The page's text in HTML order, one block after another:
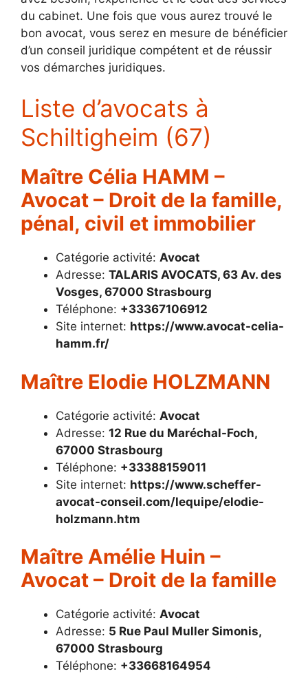
du cabinet. Une fois que vous aurez trouvé le
bon avocat, vous serez en mesure de bénéficier
d’un conseil juridique compétent et de réussir
vos démarches juridiques.
Liste d’avocats à
Schiltigheim (67)
Maître Célia HAMM –
Avocat – Droit de la famille,
pénal, civil et immobilier
Catégorie activité: Avocat
Adresse: TALARIS AVOCATS, 63 Av. des
Vosges, 67000 Strasbourg
Téléphone: +33367106912
Site internet: https://www.avocat-celia-
hamm.fr/
Maître Elodie HOLZMANN
Catégorie activité: Avocat
Adresse: 12 Rue du Maréchal-Foch,
67000 Strasbourg
Téléphone: +33388159011
Site internet: https://www.scheffer-
avocat-conseil.com/lequipe/elodie-
holzmann.htm
Maître Amélie Huin –
Avocat – Droit de la famille
Catégorie activité: Avocat
Adresse: 5 Rue Paul Muller Simonis,
67000 Strasbourg
Téléphone: +33668164954